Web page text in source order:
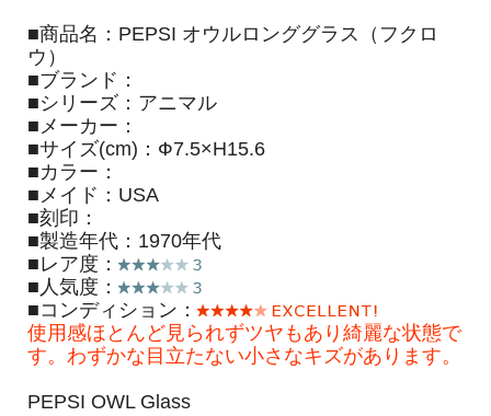
■商品名：PEPSI オウルロンググラス（フクロ
ウ）
■ブランド：
■シリーズ：アニマル
■メーカー：
■サイズ(cm)：Ф7.5×H15.6
■カラー：
■メイド：USA
■刻印：
■製造年代：1970年代
■レア度：
■人気度：
■コンディション：
使用感ほとんど見られずツヤもあり綺麗な状態で
す。わずかな目立たない小さなキズがあります。
PEPSI OWL Glass